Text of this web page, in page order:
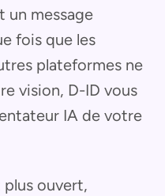
un message
fois que les
plateformes ne
vision, D-ID vous
IA de votre
ouvert,